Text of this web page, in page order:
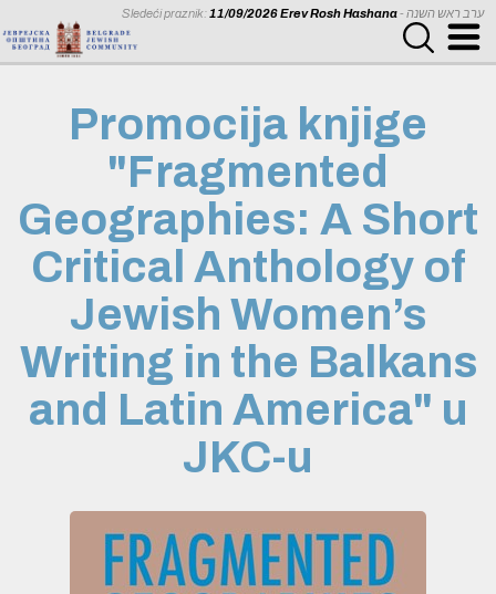
Sledeći praznik:11/09/2026 Erev Rosh Hashana - ערב ראש השנה
Promocija knjige
"Fragmented
Geographies: A Short
Critical Anthology of
Jewish Women’s
Writing in the Balkans
and Latin America" u
JKC-u